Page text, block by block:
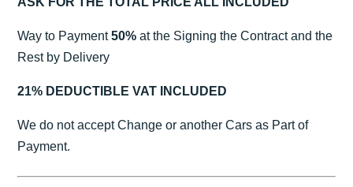
Way to Payment50% at the Signing the Contract and the
Rest by Delivery
21% DEDUCTIBLE VAT INCLUDED
We do not accept Change or another Cars as Part of
Payment.